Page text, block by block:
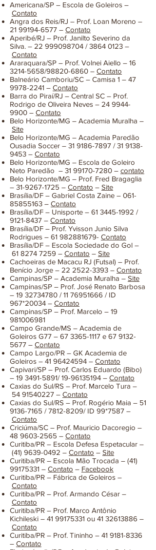
Americana/SP – Escola de Goleiros –
Contato
Angra dos Reis/RJ – Prof. Loan Moreno –
21 99194-6577 – Contato
Aperibé/RJ – Prof. Janilto Severino da
Silva. – 22 999098704 /3864 0123 –
Contato
Araraquara/SP – Prof. Volnei Aiello – 16
3214-5658/98820-6860 – Contato
Balneário Camboriu/SC – Camisa 1 – 47
9978-2241 – Contato
Barra do Piraí/RJ – Central SC – Prof.
Rodrigo de Oliveira Neves – 24 9944-
9900 – Contato
Belo Horizonte/MG – Academia Muralha –
Site
Belo Horizonte/MG – Academia Paredão
Ousadia Soccer – 31 9186-7897 /31 9138-
9453 – Contato
Belo Horizonte/MG – Escola de Goleiro
Neto Paredão – 31 99170-7280 – contato
Belo Horizonte/MG – Prof. Fred Bragaglia
– 31-9267-1725 – Contato – Site
Brasília/DF – Gabriel Costa Zaine – 061-
85855163 – Contato
Brasília/DF – Unisporte – 61 3445-1992 /
9121-8437 – Contato
Brasília/DF – Prof. Yvisson Junio Silva
Rodrigues – 61 982881679- Contato
Brasília/DF – Escola Sociedade do Gol –
61 8274 7259 – Contato – Site
Cachoeiras de Macacu RJ (Futsal) – Prof.
Benício Jorge – 22 2522-3393 – Contato
Campinas/SP – Academia Muralha – Site
Campinas/SP – Prof. José Renato Barbosa
– 19 32734780 /11 76951666 / ID
967*20034 – Contato
Campinas/SP – Prof. Marcelo – 19
981006981
Campo Grande/MS – Academia de
Goleiros G77 – 67 3365-1117 e 67 9132-
5677 – Contato
Campo Largo/PR – GK Academia de
Goleiros – 41 96424594 – Contato
Capivari/SP – Prof. Carlos Eduardo (Bibo)
– 19 3491-5891/19-96135194 – Contato
Caxias do Sul/RS – Prof. Marcelo Tura –
54 91540227 – Contato
Caxias do Sul/RS – Prof. Rogério Maia – 51
9136-7165 /7812-8209/ ID 99*7587 –
Contato
Criciúma/SC – Prof. Mauricio Dacoregio –
48 9603-2565 – Contato
Curitiba/PR – Escola Defesa Espetacular –
(41) 9639-0492 – Contato – Site
Curitiba/PR – Escola Mão Trocada – (41)
99175331 – Contato – Facebook
Curitiba/PR – Fábrica de Goleiros –
Contato
Curitiba/PR – Prof. Armando César –
Contato
Curitiba/PR – Prof. Marco Antônio
Kichileski – 41 99175331 ou 41 32613886 –
Contato
Curitiba/PR – Prof. Tininho – 41 9181-8336
– Contato